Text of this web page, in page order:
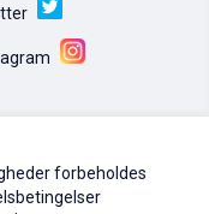
forbeholdes